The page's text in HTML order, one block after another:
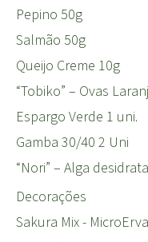
Pepino 50g
Salmão 50g
Queijo Creme 10g
“Tobiko” – Ovas
Espargo Verde 1 uni.
Gamba 30/40 2 Uni
“Nori” – Alga
Decorações
Sakura Mix -